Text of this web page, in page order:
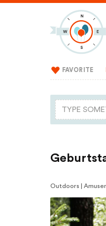
FAVORITE
Outdoors |